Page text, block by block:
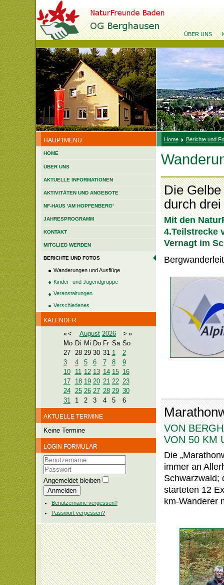
ÜBER UNS
HAUPTMENÜ
HOME
ÜBER UNS
AKTUELLE INFORMATIONEN
AKTIVITÄTEN UND ANGEBOTE
NF-HAUS 'AM HOPFENBERG'
JAHRESPROGRAMM
KONTAKT
MITGLIED WERDEN
BERICHTE UND FOTOS
Wanderungen und Ausflüge
Kinder- und Jugendgruppe
Veranstaltungen
Verschiedenes
KALENDER
«< August 2026 > »
Mo Di Mi Do Fr Sa So
27
28 29 30 31 1
2
3
4 5 6 7 8
9
10
11 12 13 14 15 16
17
18 19 20 21 22 23
24
25 26 27 28 29 30
31
1 2 3 4 5 6
AKTUELLE TERMINE
Keine Termine
LOGIN FORMULAR
Benutzername
Passwort
Angemeldet bleiben
Anmelden
Benutzername vergessen?
Passwort vergessen?
Home Berichte und
Die
durch
Mit den
4.Teilstrecke
Vernagt im
VON
VON 50
Die
immer an
Schwarzwald;
starteten 12
km-Wanderer